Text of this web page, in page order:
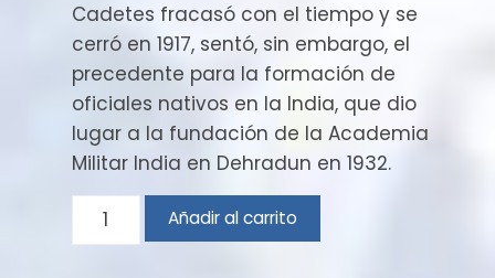
Cadetes fracasó con el tiempo y se
cerró en 1917, sentó, sin embargo, el
precedente para la formación de
oficiales nativos en la India, que dio
lugar a la fundación de la Academia
Militar India en Dehradun en 1932.
Pratap
Añadir al carrito